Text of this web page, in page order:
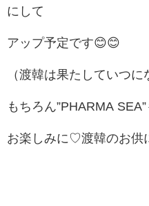
にして
アップ予定です😊😊
（渡韓は果たしていつ
もちろん”PHARMA
お楽しみに♡渡韓のお供